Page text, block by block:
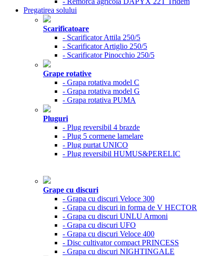
Pregatirea solului
Scarificatoare
- Scarificator Attila 250/5
- Scarificator Artiglio 250/5
- Scarificator Pinocchio 250/5
Grape rotative
- Grapa rotativa model C
- Grapa rotativa model G
- Grapa rotativa PUMA
Pluguri
- Plug reversibil 4 brazde
- Plug 5 cormene lamelare
- Plug purtat UNICO
- Plug reversibil HUMUS&PERELIC
Grape cu discuri
- Grapa cu discuri Veloce 300
- Grapa cu discuri in forma de V HECTOR
- Grapa cu discuri UNLU Armoni
- Grapa cu discuri UFO
- Grapa cu discuri Veloce 400
- Disc cultivator compact PRINCESS
- Grapa cu discuri NIGHTINGALE